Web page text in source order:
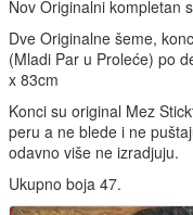
Nov Originalni kompletan
Dve Originalne šeme,
(Mladi Par u Proleće) po
x 83cm
Konci su original Mez
peru a ne blede i ne
odavno više ne izradjuju.
Ukupno boja 47.